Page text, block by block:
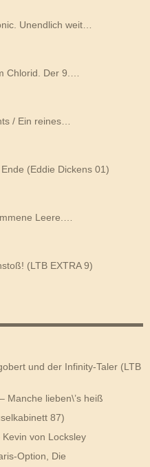
Unendlich weit…
Chlorid. Der 9.…
/ Ein reines…
(Eddie Dickens 01)
Leere.…
(LTB EXTRA 9)
und der Infinity-Taler (LTB
Manche lieben\’s heiß
87)
von Locksley
Option, Die